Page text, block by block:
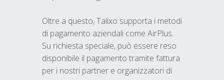
Oltre a questo, Talixo supporta i metodi
di pagamento aziendali come AirPlus.
Su richiesta speciale, può essere reso
disponibile il pagamento tramite fattura
per i nostri partner e organizzatori di